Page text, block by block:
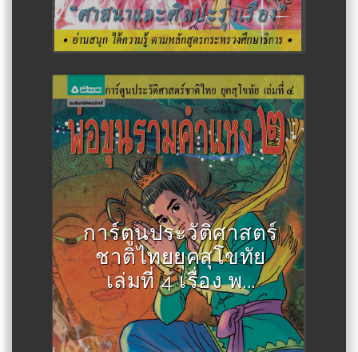
การ์ตูนประวัติศาสตร์
ชาติไทยยุคสุโขทัย
เล่มที่ 4 เรื่อง พ...
Author :สละ นาคบำรุง